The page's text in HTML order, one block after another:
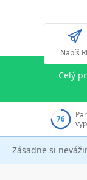
Napíš
Celý
76
Zásadne si